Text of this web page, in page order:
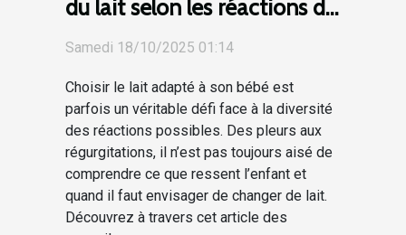
du lait selon les réactions de
votre bébé ?
Samedi 18/10/2025 01:14
Choisir le lait adapté à son bébé est
parfois un véritable défi face à la diversité
des réactions possibles. Des pleurs aux
régurgitations, il n’est pas toujours aisé de
comprendre ce que ressent l’enfant et
quand il faut envisager de changer de lait.
Découvrez à travers cet article des